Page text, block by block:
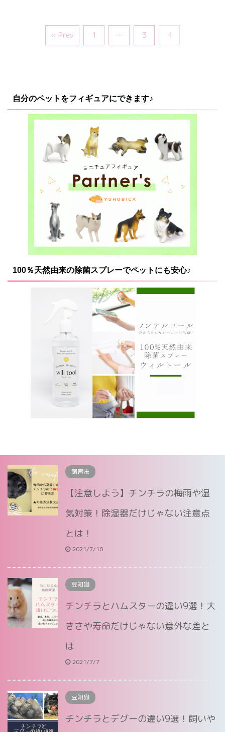
« Prev 1 … 3 4
自分のペットをフィギュアにできます♪
100％天然由来の除菌スプレーでペットにも安心♪
飼育法
【注意しよう】チンチラの梅雨や湿
気対策！除湿器だけじゃない注意点
とは！
2021/7/10
豆知識
チンチラとハムスターの違い9選！大
きさや寿命だけじゃない意外な差と
は
2021/7/7
豆知識
チンチラとデグーの違い9選！飼いや